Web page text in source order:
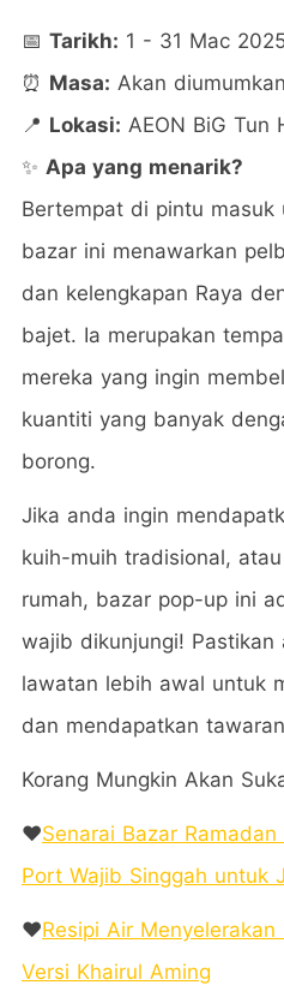
📅 Tarikh: 1 - 31 Mac
⏰ Masa: Akan diumumkan
📍 Lokasi: AEON BiG Tun
✨ Apa yang menarik?
Bertempat di pintu masuk
bazar ini menawarkan
dan kelengkapan Raya
bajet. Ia merupakan
mereka yang ingin
kuantiti yang banyak
borong.
Jika anda ingin
kuih-muih tradisional,
rumah, bazar pop-up ini
wajib dikunjungi! Pastikan
lawatan lebih awal untuk
dan mendapatkan
Korang Mungkin Akan
❤️Senarai Bazar
Port Wajib Singgah untuk
❤️Resipi Air
Versi Khairul Aming